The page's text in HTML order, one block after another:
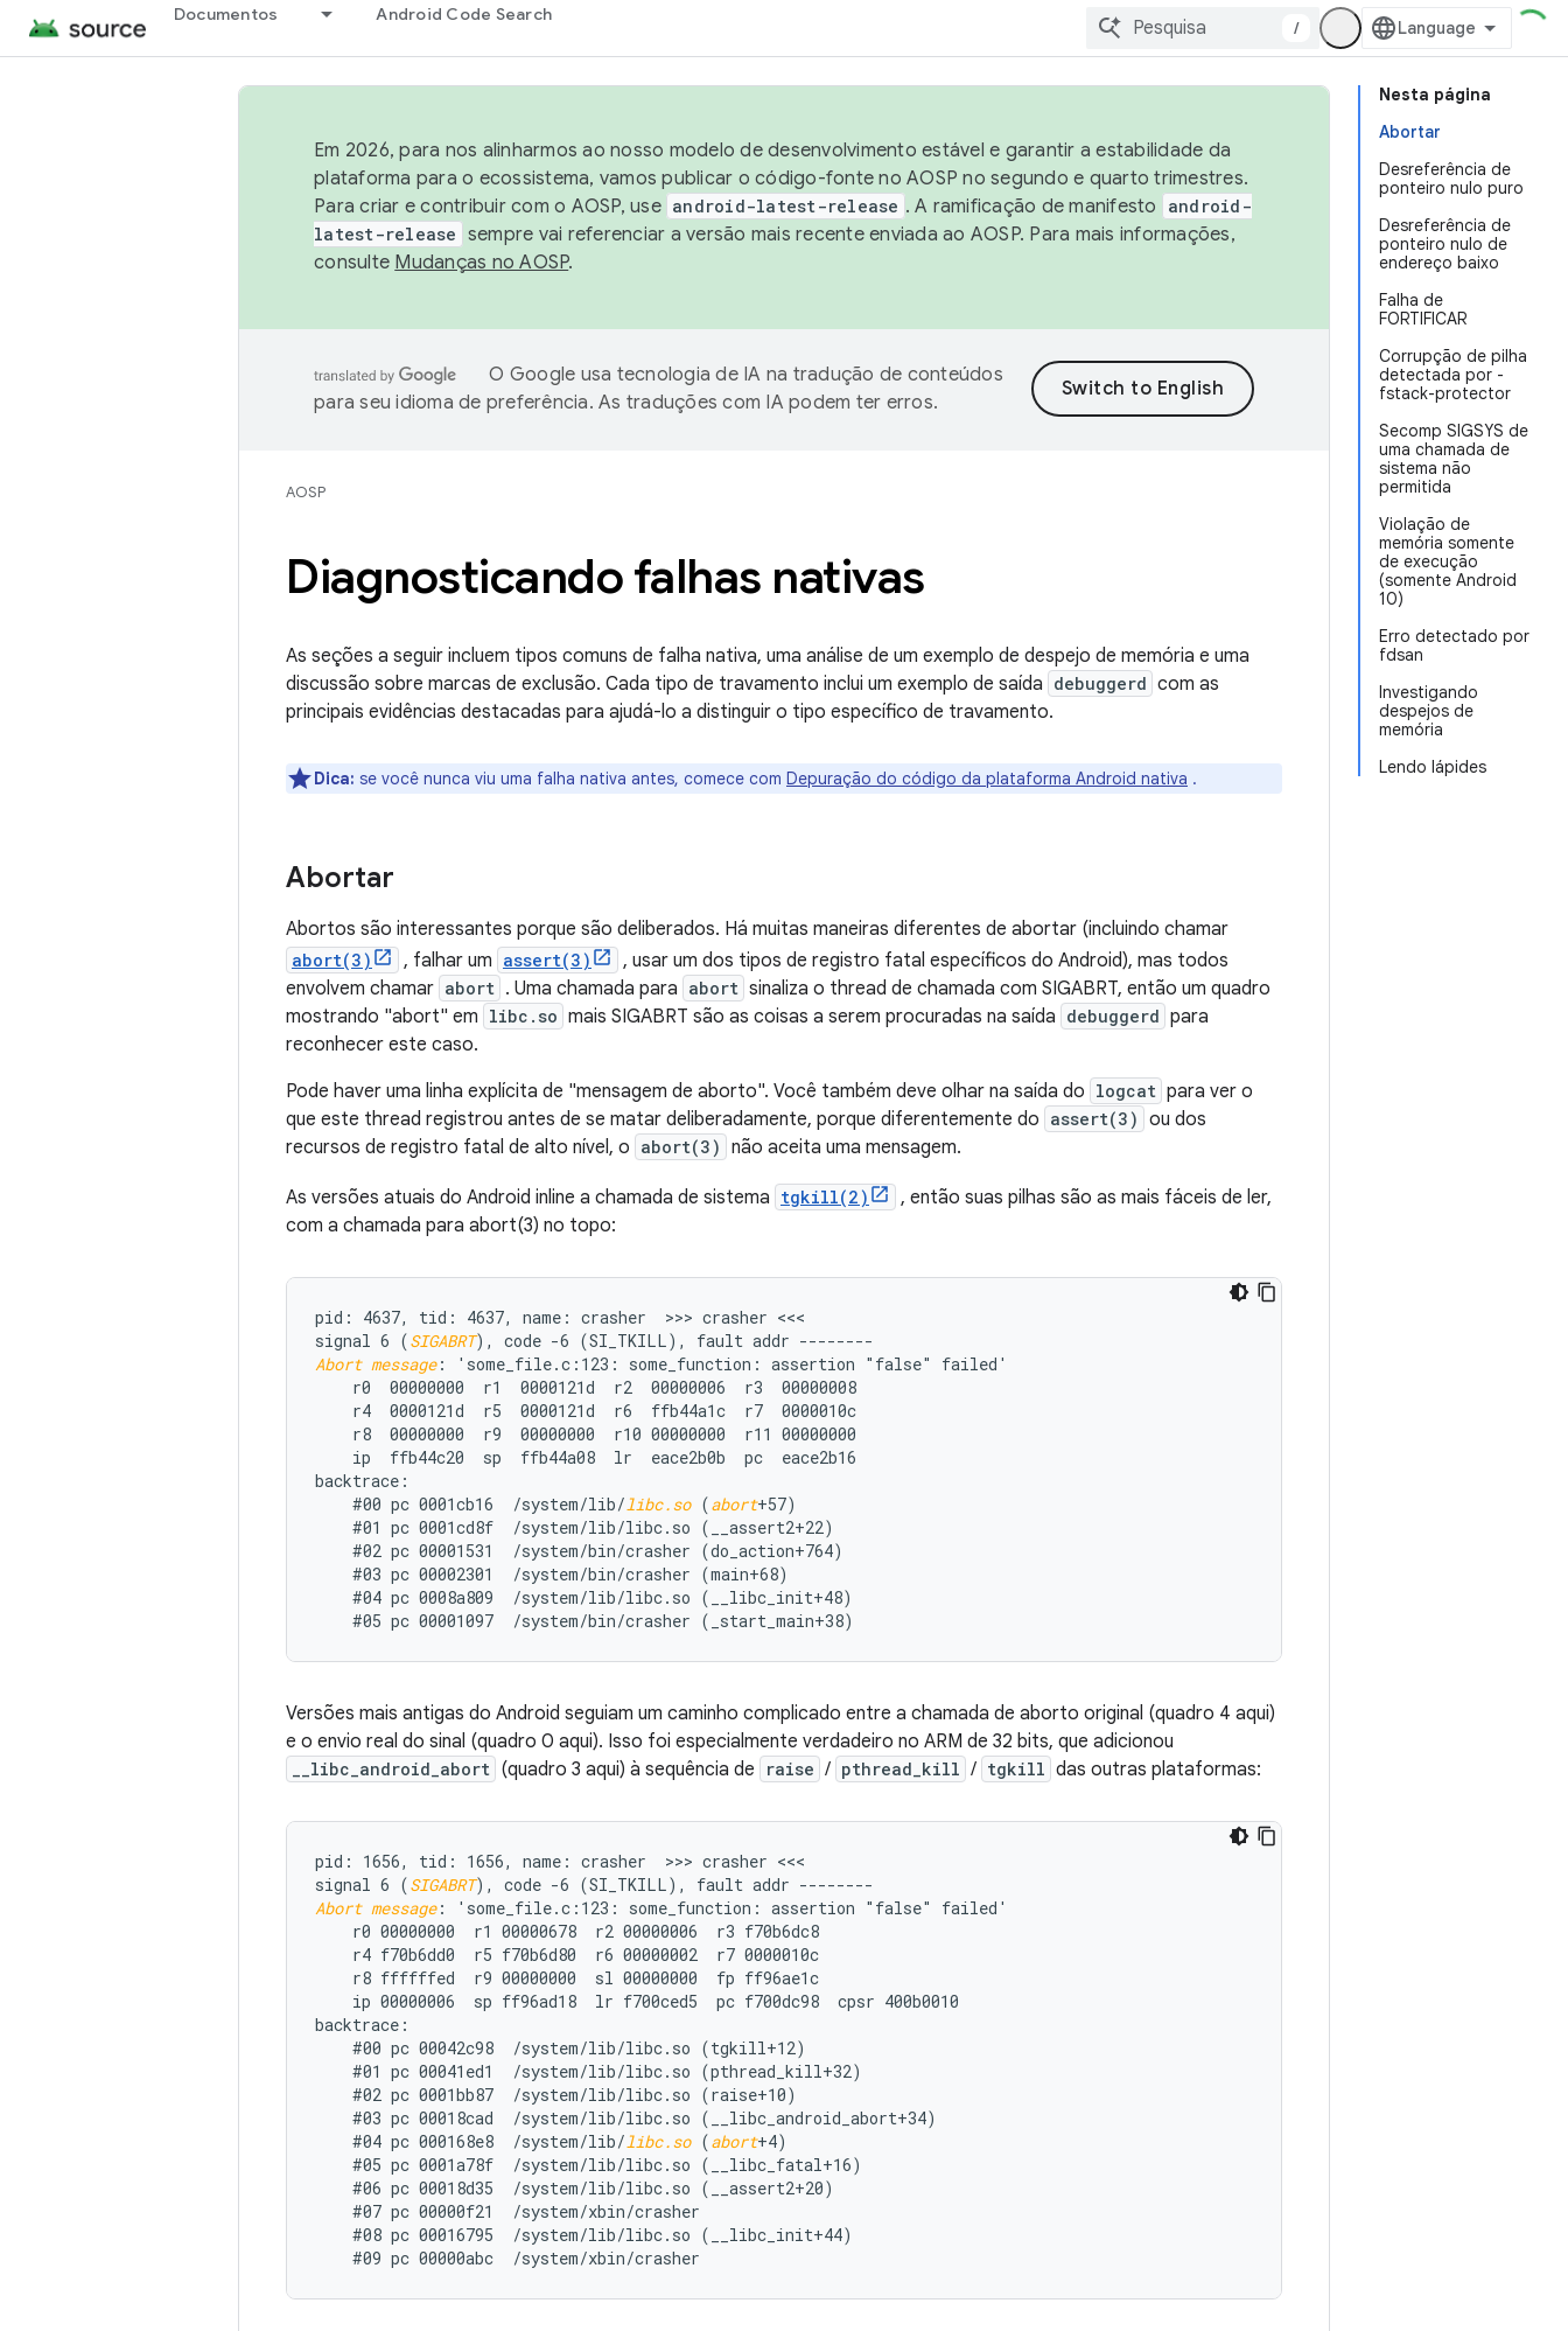
Documentos Android Code Search
/
Nesta página
Abortar
Desreferência de
ponteiro nulo puro
Desreferência de
ponteiro nulo de
endereço baixo
Falha de
FORTIFICAR
Corrupção de pilha
detectada por -
fstack-protector
Secomp SIGSYS de
uma chamada de
sistema não
permitida
Violação de
memória somente
de execução
(somente Android
10)
Erro detectado por
fdsan
Investigando
despejos de
memória
Lendo lápides
Em 2026, para nos alinharmos ao nosso modelo de desenvolvimento estável e garantir a estabilidade da
plataforma para o ecossistema, vamos publicar o código-fonte no AOSP no segundo e quarto trimestres.
Para criar e contribuir com o AOSP, use android-latest-release . A ramificação de manifesto
android-
latest-release sempre vai referenciar a versão mais recente enviada ao AOSP. Para mais informações,
consulte Mudanças no AOSP.
O Google usa tecnologia de IA na tradução de conteúdos
para seu idioma de preferência. As traduções com IA podem ter erros.
AOSP
Diagnosticando falhas nativas
As seções a seguir incluem tipos comuns de falha nativa, uma análise de um exemplo de despejo de memória e uma
discussão sobre marcas de exclusão. Cada tipo de travamento inclui um exemplo de saída debuggerd com as
principais evidências destacadas para ajudá-lo a distinguir o tipo específico de travamento.
Dica: se você nunca viu uma falha nativa antes, comece com Depuração do código da plataforma Android nativa .
Abortar
Abortos são interessantes porque são deliberados. Há muitas maneiras diferentes de abortar (incluindo chamar
abort(3) , falhar um assert(3)
, usar um dos tipos de registro fatal específicos do Android), mas todos
envolvem chamar abort . Uma chamada para abort sinaliza o thread de chamada com SIGABRT, então um quadro
mostrando "abort" em libc.so mais SIGABRT são as coisas a serem procuradas na saída debuggerd para
reconhecer este caso.
Pode haver uma linha explícita de "mensagem de aborto". Você também deve olhar na saída do logcat para ver o
que este thread registrou antes de se matar deliberadamente, porque diferentemente do assert(3) ou dos
recursos de registro fatal de alto nível, o abort(3) não aceita uma mensagem.
As versões atuais do Android inline a chamada de sistema tgkill(2)
, então suas pilhas são as mais fáceis de ler,
com a chamada para abort(3) no topo:
pid: 4637, tid: 4637, name: crasher  >>> crasher <<<
signal 6 (SIGABRT
Abort message: 'some_file.c:123: some_function: assertion "false" failed'
    r0  00000000  r1  0000121d  r2  00000006  r3  00000008
    r4  0000121d  r5  0000121d  r6  ffb44a1c  r7  0000010c
    r8  00000000  r9  00000000  r10 00000000  r11 00000000
    ip  ffb44c20  sp  ffb44a08  lr  eace2b0b  pc  eace2b16
backtrace:
    #00 pc 0001cb16  /system/lib/
libc.so (abort+57)
    #01 pc 0001cd8f  /system/lib/libc.so (__assert2+22)
    #02 pc 00001531  /system/bin/crasher (do_action+764)
    #03 pc 00002301  /system/bin/crasher (main+68)
    #04 pc 0008a809  /system/lib/libc.so (__libc_init+48)
Versões mais antigas do Android seguiam um caminho complicado entre a chamada de aborto original (quadro 4 aqui)
e o envio real do sinal (quadro 0 aqui). Isso foi especialmente verdadeiro no ARM de 32 bits, que adicionou
__libc_android_abort (quadro 3 aqui) à sequência de raise / pthread_kill / tgkill das outras plataformas:
pid: 1656, tid: 1656, name: crasher  >>> crasher <<<
signal 6 (SIGABRT
Abort message: 'some_file.c:123: some_function: assertion "false" failed'
    r0 00000000  r1 00000678  r2 00000006  r3 f70b6dc8
    r4 f70b6dd0  r5 f70b6d80  r6 00000002  r7 0000010c
    r8 ffffffed  r9 00000000  sl 00000000  fp ff96ae1c
    ip 00000006  sp ff96ad18  lr f700ced5  pc f700dc98  cpsr 400b0010
backtrace:
    #00 pc 00042c98  /system/lib/libc.so (tgkill+12)
    #01 pc 00041ed1  /system/lib/libc.so (pthread_kill+32)
    #02 pc 0001bb87  /system/lib/libc.so (raise+10)
    #03 pc 00018cad  /system/lib/libc.so (__libc_android_abort+34)
    #04 pc 000168e8  /system/lib/
libc.so (abort+4)
    #05 pc 0001a78f  /system/lib/libc.so (__libc_fatal+16)
    #06 pc 00018d35  /system/lib/libc.so (__assert2+20)
    #07 pc 00000f21  /system/xbin/crasher
    #08 pc 00016795  /system/lib/libc.so (__libc_init+44)